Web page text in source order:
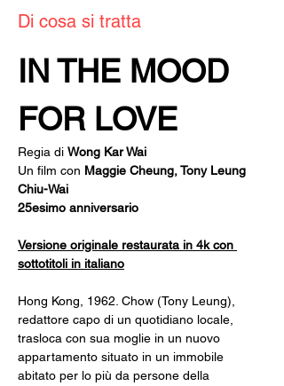
Di cosa si tratta
IN THE MOOD
FOR LOVE
Regia di Wong Kar Wai
Un film con Maggie Cheung, Tony Leung
Chiu-Wai
25esimo anniversario
Versione originale restaurata in 4k con
sottotitoli in italiano
Hong Kong, 1962. Chow (Tony Leung),
redattore capo di un quotidiano locale,
trasloca con sua moglie in un nuovo
appartamento situato in un immobile
abitato per lo più da persone della